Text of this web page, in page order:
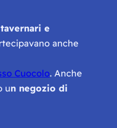
e
anche
Cuocolo. Anche
un negozio di